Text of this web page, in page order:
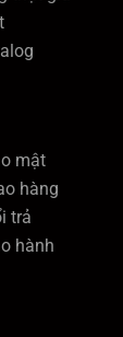
mật
hàng
trả
hành